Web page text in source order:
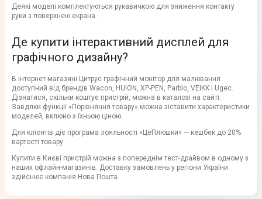
Деякі моделі комплектуються рукавичкою для зниження контакту
руки з поверхнею екрана.
Де купити інтерактивний дисплей для
графічного дизайну?
В інтернет-магазині Цитрус графічний монітор для малювання
доступний від брендів Wacon, HUION, XP-PEN, Parblo, VEIKK і Ugec.
Дізнатися, скільки коштує пристрій, можна в каталозі на сайті.
Завдяки функції «Порівняння товару» можна зіставити характеристики
моделей, вклюно з їхньою ціною.
Для клієнтів діє програма лояльності «ЦеПлюшки» — кешбек до 20%
вартості товару.
Купити в Києві пристрій можна з попереднім тест-драйвом в одному з
наших офлайн-магазинів. Доставку замовлень у регіони України
здійснює компанія Нова Пошта.